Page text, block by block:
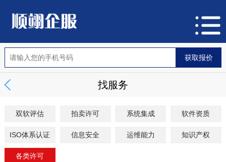
找服务
双软评估 拍卖许可 系统集成 软件资质
ISO体系认证 信息安全 运维能力 知识产权
各类许可